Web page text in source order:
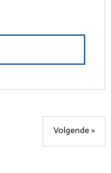
Volgende »